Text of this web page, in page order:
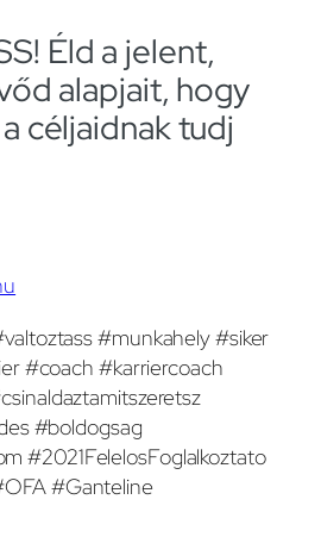
Éld a jelent,
alapjait, hogy
céljaidnak tudj
#munkahely #siker
#coach #karriercoach
#boldogsag
#2021FelelosFoglalkoztato
#Ganteline